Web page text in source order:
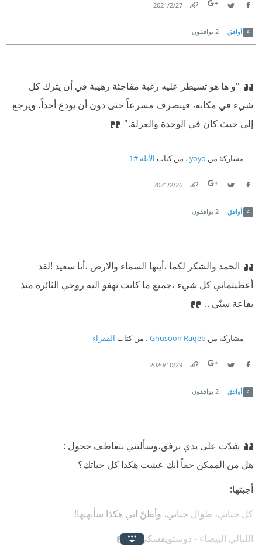
27‏/2‏/2021
أوافق 2 يوافقون
"و ها هو تسيطر عليه رغبة مفاجئة رهيبة في أن يترك كل
شيء في مكانه، فينصرف مسرعاً حتى دون أن يودع أحداً، ويرجع
إلى حيث كان في الوحدة والعزلة."
مشاركة من yoyo ، من كتاب الأبله #1
26‏/2‏/2021
أوافق 2 يوافقون
الحمد والشكر لكما ،أيتها السماء والارض ،أنا سعيد !لقد
أعطيتماني كل شيء ،جميع ما كانت تهفو اليه روحي الثائرة منذ
يفاعة سنّي ..
مشاركة من Ghusoon Raqeb ، من كتاب الفقراء
29‏/10‏/2020
أوافق 2 يوافقون
شَدّت على يدي برفق،وسألتني بتعاطف خجول :
‏هل من الممكن حقاً أنك عشت هكذا كل حياتك؟
‏أجبتها:
‏كل حياتي، طوال حياتي، وأظنّ اني هكذا سأنهيها!
‏الليالي البيضاء - دوستويفسكي🧡